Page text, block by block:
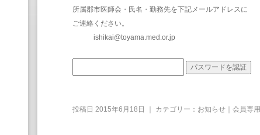
所属郡市医師会・氏名・勤務先を下記メールアドレスに
ご連絡ください。
ishikai@toyama.med.or.jp
投稿日 2015年6月18日 ｜ カテゴリー： お知らせ｜会員専用